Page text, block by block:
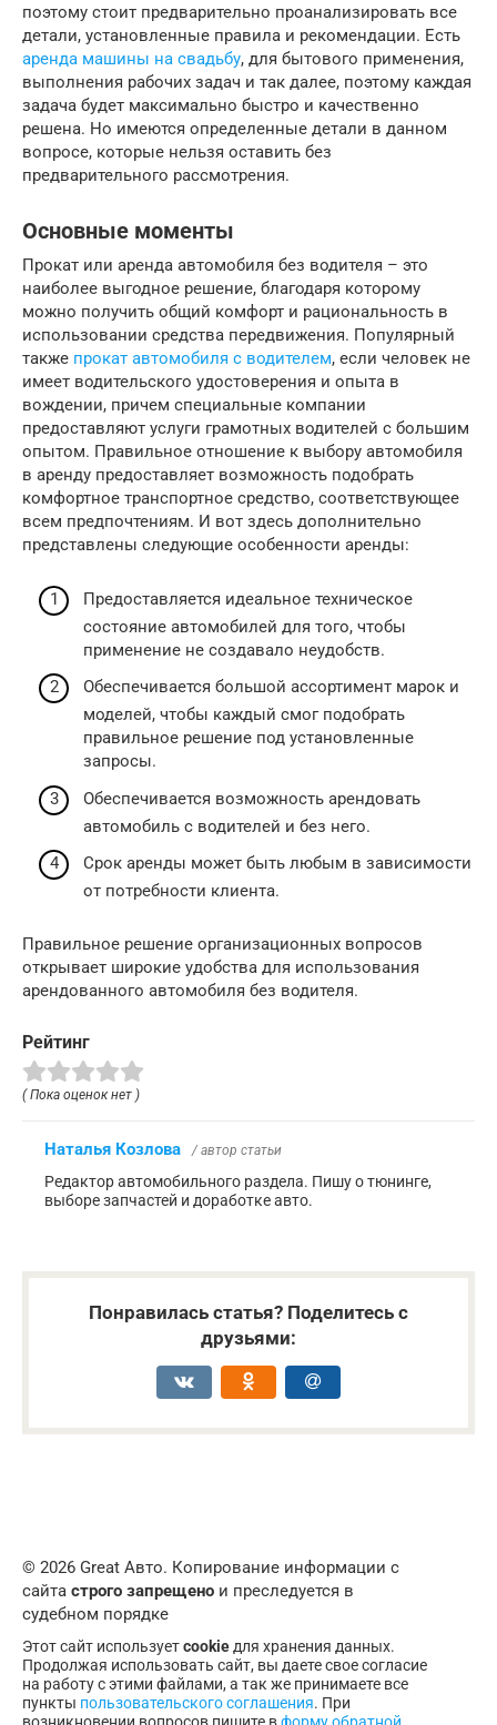
поэтому стоит предварительно проанализировать все
детали, установленные правила и рекомендации. Есть
аренда машины на свадьбу, для бытового применения,
выполнения рабочих задач и так далее, поэтому каждая
задача будет максимально быстро и качественно
решена. Но имеются определенные детали в данном
вопросе, которые нельзя оставить без
предварительного рассмотрения.
Основные моменты
Прокат или аренда автомобиля без водителя – это
наиболее выгодное решение, благодаря которому
можно получить общий комфорт и рациональность в
использовании средства передвижения. Популярный
также прокат автомобиля с водителем, если человек не
имеет водительского удостоверения и опыта в
вождении, причем специальные компании
предоставляют услуги грамотных водителей с большим
опытом. Правильное отношение к выбору автомобиля
в аренду предоставляет возможность подобрать
комфортное транспортное средство, соответствующее
всем предпочтениям. И вот здесь дополнительно
представлены следующие особенности аренды:
Предоставляется идеальное техническое
состояние автомобилей для того, чтобы
применение не создавало неудобств.
Обеспечивается большой ассортимент марок и
моделей, чтобы каждый смог подобрать
правильное решение под установленные
запросы.
Обеспечивается возможность арендовать
автомобиль с водителей и без него.
Срок аренды может быть любым в зависимости
от потребности клиента.
Правильное решение организационных вопросов
открывает широкие удобства для использования
арендованного автомобиля без водителя.
Рейтинг
( Пока оценок нет )
Наталья Козлова / автор статьи
Редактор автомобильного раздела. Пишу о тюнинге,
выборе запчастей и доработке авто.
Понравилась статья? Поделитесь с
друзьями:
© 2026 Great Авто. Копирование информации с
сайта строго запрещено и преследуется в
судебном порядке
Этот сайт используетcookie для хранения данных.
Продолжая использовать сайт, вы даете свое согласие
на работу с этими файлами, а так же принимаете все
пункты пользовательского соглашения. При